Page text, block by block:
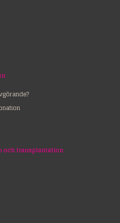
och transplantation